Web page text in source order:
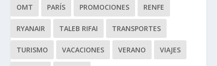
OMT PARÍS PROMOCIONES RENFE
RYANAIR TALEB RIFAI TRANSPORTES
TURISMO VACACIONES VERANO VIAJES